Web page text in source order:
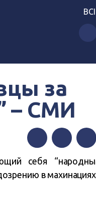
BCI
за
– СМИ
FacebookTwitter
себя
в